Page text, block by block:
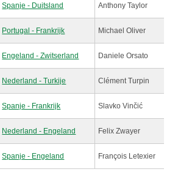
Spanje - Duitsland Anthony Taylor
Portugal - Frankrijk Michael Oliver
Engeland - Zwitserland Daniele Orsato
Nederland - Turkije Clément Turpin
Spanje - Frankrijk Slavko Vinčić
Nederland - Engeland Felix Zwayer
Spanje - Engeland François Letexier